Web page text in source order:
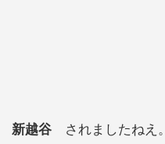
新越谷 されましたねえ。